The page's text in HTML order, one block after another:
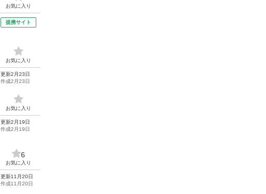
お気に入り
提携サイト
お気に入り
更新2月23日
作成2月23日
お気に入り
更新2月19日
作成2月19日
6
お気に入り
更新11月20日
作成11月20日